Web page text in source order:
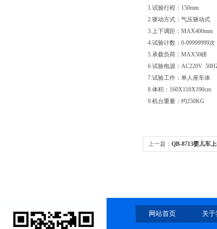
1.试验行程：150mm
2.驱动方式：气压驱动式
3.上下调距：MAX400mm
4.试验计数：0-99999999次
5.承载负荷：MAX50磅
6.试验电源：AC220V
7.试验工作：单人座车体
8.体积：160X110X190cm
9.机台重量：约250KG
上一篇： QB-8713婴儿车
网站首页 关